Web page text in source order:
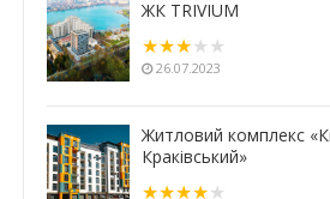
ЖК TRIVIUM
26.07.2023
Житловий комплекс
Краківський»